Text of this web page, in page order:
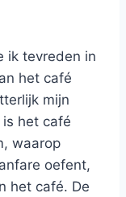
ik tevreden in
het café
mijn
het café
waarop
oefent,
het café. De